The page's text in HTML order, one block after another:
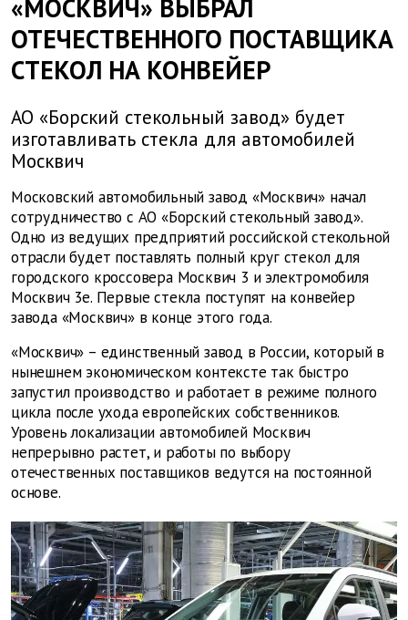
«МОСКВИЧ» ВЫБРАЛ
ОТЕЧЕСТВЕННОГО ПОСТАВЩИКА
СТЕКОЛ НА КОНВЕЙЕР
АО «Борский стекольный завод» будет
изготавливать стекла для автомобилей
Москвич
Московский автомобильный завод «Москвич» начал
сотрудничество с АО «Борский стекольный завод».
Одно из ведущих предприятий российской стекольной
отрасли будет поставлять полный круг стекол для
городского кроссовера Москвич 3 и электромобиля
Москвич 3е. Первые стекла поступят на конвейер
завода «Москвич» в конце этого года.
«Москвич» – единственный завод в России, который в
нынешнем экономическом контексте так быстро
запустил производство и работает в режиме полного
цикла после ухода европейских собственников.
Уровень локализации автомобилей Москвич
непрерывно растет, и работы по выбору
отечественных поставщиков ведутся на постоянной
основе.